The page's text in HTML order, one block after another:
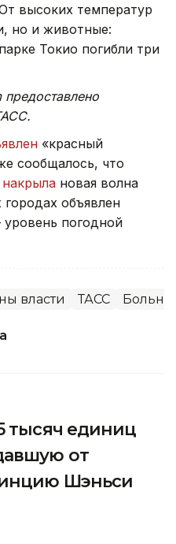
высоких температур
но и животные:
Токио погибли три
«красный
сообщалось, что
накрыла новая волна
объявлен
погодной
власти ТАСС
тысяч единиц
от
Шэньси